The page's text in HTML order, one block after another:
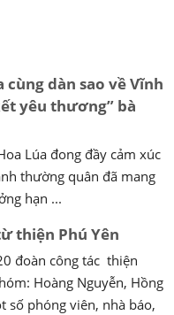
cùng dàn sao về Vĩnh
yêu thương” bà
Lúa đong đầy cảm xúc
thường quân đã mang
hạn ...
thiện Phú Yên
đoàn công tác thiện
Hoàng Nguyễn, Hồng
số phóng viên, nhà báo,